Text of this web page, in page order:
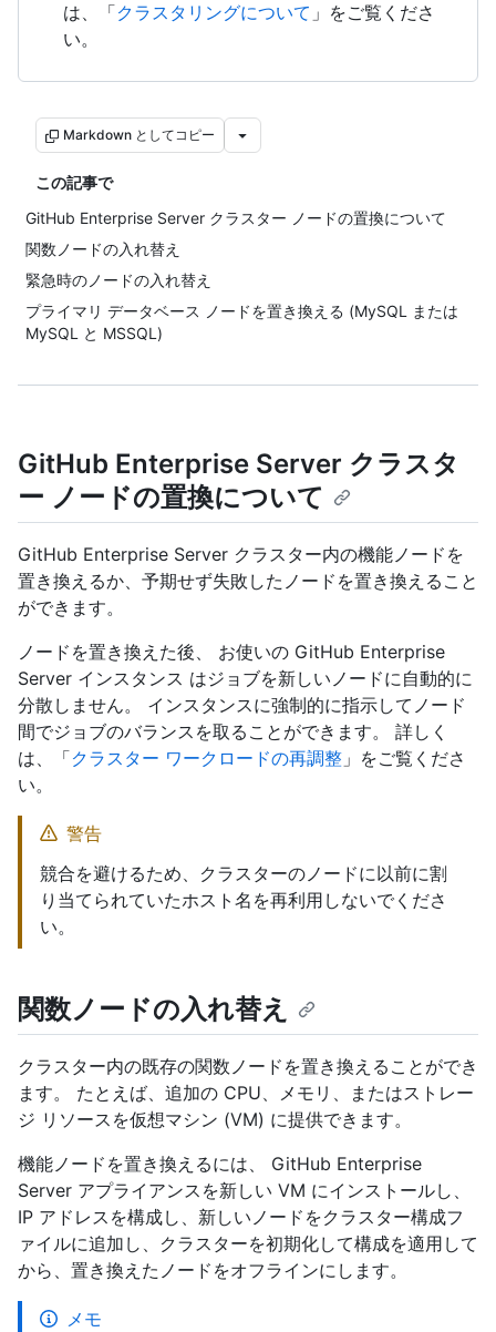
は、「クラスタリングについて 」をご覧くださ
い。
Markdown としてコピー
この記事で
GitHub Enterprise Server クラスター ノードの置換について
関数ノードの入れ替え
緊急時のノードの入れ替え
プライマリ データベース ノードを置き換える (MySQL または
MySQL と MSSQL)
GitHub Enterprise Server クラスタ
ー ノードの置換について
GitHub Enterprise Server クラスター内の機能ノードを
置き換えるか、予期せず失敗したノードを置き換えること
ができます。
ノードを置き換えた後、 お使いの GitHub Enterprise
Server インスタンス はジョブを新しいノードに自動的に
分散しません。 インスタンスに強制的に指示してノード
間でジョブのバランスを取ることができます。 詳しく
は、「クラスター ワークロードの再調整 」をご覧くださ
い。
警告
競合を避けるため、クラスターのノードに以前に割
り当てられていたホスト名を再利用しないでくださ
い。
関数ノードの入れ替え
クラスター内の既存の関数ノードを置き換えることができ
ます。 たとえば、追加の CPU、メモリ、またはストレー
ジ リソースを仮想マシン (VM) に提供できます。
機能ノードを置き換えるには、 GitHub Enterprise
Server アプライアンスを新しい VM にインストールし、
IP アドレスを構成し、新しいノードをクラスター構成フ
ァイルに追加し、クラスターを初期化して構成を適用して
から、置き換えたノードをオフラインにします。
メモ